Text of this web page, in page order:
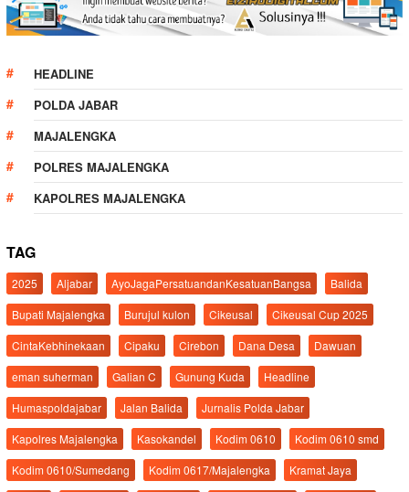
HEADLINE
POLDA JABAR
MAJALENGKA
POLRES MAJALENGKA
KAPOLRES MAJALENGKA
TAG
2025 Aljabar AyoJagaPersatuandanKesatuanBangsa
Balida
Bupati Majalengka
Burujul kulon Cikeusal
Cikeusal Cup 2025
CintaKebhinekaan
Cipaku Cirebon Dana Desa
Dawuan
eman suherman
Galian C Gunung Kuda
Headline
Humaspoldajabar
Jalan Balida
Jurnalis Polda Jabar
Kapolres Majalengka
Kasokandel Kodim 0610
Kodim 0610 smd
Kodim 0610/Sumedang
Kodim 0617/Majalengka
Kramat Jaya